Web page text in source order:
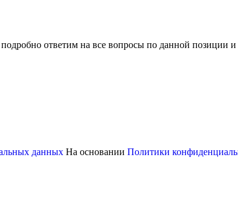
ответим на все вопросы по данной позиции и
данных На основании Политики